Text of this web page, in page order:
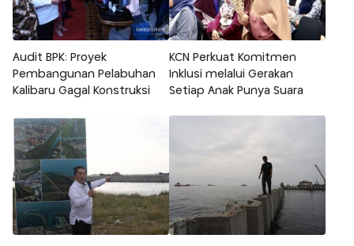
Audit BPK: Proyek
Pembangunan Pelabuhan
Kalibaru Gagal Konstruksi
KCN Perkuat Komitmen
Inklusi melalui Gerakan
Setiap Anak Punya Suara